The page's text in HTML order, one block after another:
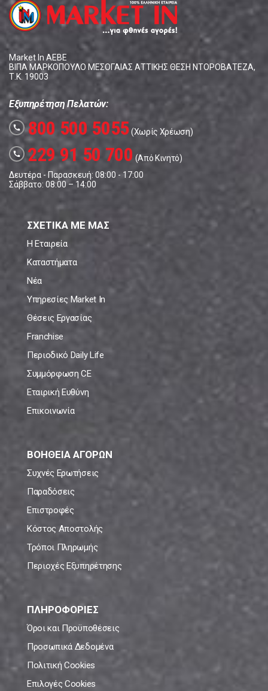
Market In ΑΕΒΕ
ΒΙΠΑ ΜΑΡΚΟΠΟΥΛΟ ΜΕΣΟΓΑΙΑΣ ΑΤΤΙΚΗΣ ΘΕΣΗ ΝΤΟΡΟΒΑΤΕΖΑ,
Τ.Κ. 19003
Εξυπηρέτηση Πελατών:
call 800 500 5055(Χωρίς Χρέωση)
call 229 91 50 700 (Από Κινητό)
Δευτέρα - Παρασκευή: 08:00 - 17:00
Σάββατο: 08:00 – 14:00
ΣΧΕΤΙΚΑ ΜΕ ΜΑΣ
Η Εταιρεία
Καταστήματα
Νέα
Υπηρεσίες Market In
Θέσεις Εργασίας
Franchise
Περιοδικό Daily Life
Συμμόρφωση CE
Εταιρική Ευθύνη
Επικοινωνία
ΒΟΗΘΕΙΑ ΑΓΟΡΩΝ
Συχνές Ερωτήσεις
Παραδόσεις
Επιστροφές
Κόστος Αποστολής
Τρόποι Πληρωμής
Περιοχές Εξυπηρέτησης
ΠΛΗΡΟΦΟΡΙΕΣ
Όροι και Προϋποθέσεις
Προσωπικά Δεδομένα
Πολιτική Cookies
Επιλογές Cookies